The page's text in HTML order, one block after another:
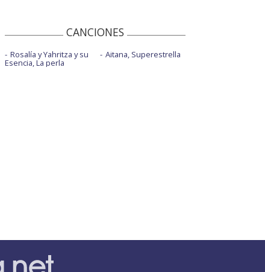
CANCIONES
Rosalía y Yahritza y su
Esencia, La perla
Aitana, Superestrella